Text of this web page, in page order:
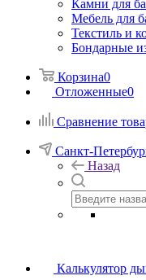
Камни для
Мебель для
Текстиль и
Бондарные
Корзина0
Отложенные0
Сравнение
Санкт-
Назад
Калькулятор